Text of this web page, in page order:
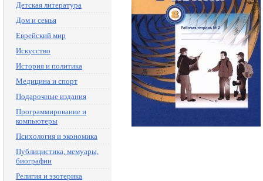
Детская литература
Дом и семья
Еврейский мир
Искусство
История и политика
Медицина и спорт
Подарочные издания
Программирование и
компьютеры
Психология и экономика
Публицистика, мемуары,
биографии
Религия и эзотерика